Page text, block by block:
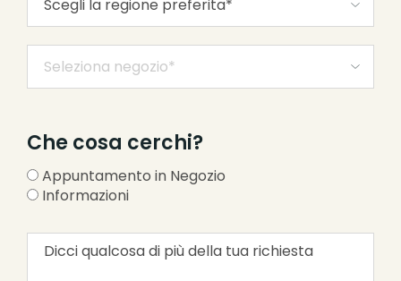
Che cosa cerchi?
Appuntamento in Negozio
Informazioni